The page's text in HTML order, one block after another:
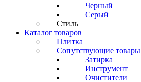
Черный
Серый
Стиль
Каталог товаров
Плитка
Сопутствующие товары
Затирка
Инструмент
Очистители